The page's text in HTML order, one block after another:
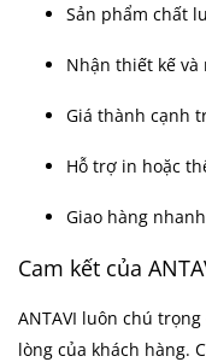
Sản phẩm chất
Nhận thiết kế và
Giá thành cạnh
Hỗ trợ in hoặc
Giao hàng
Cam kết của
ANTAVI luôn chú
lòng của khách hàng.